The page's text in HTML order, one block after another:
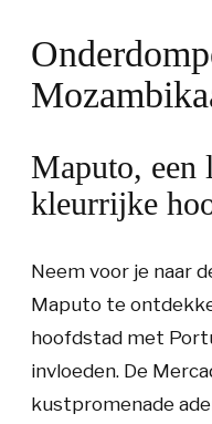
Maputo, een
kleurrijke
Neem voor je naar
Maputo te
hoofdstad met
invloeden. De
kustpromenade